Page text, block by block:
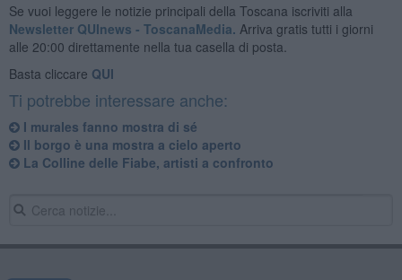
Se vuoi leggere le notizie principali della Toscana iscriviti alla
Newsletter QUInews - ToscanaMedia. Arriva gratis tutti i giorni
alle 20:00 direttamente nella tua casella di posta.
Basta cliccare QUI
Ti potrebbe interessare anche:
​I murales fanno mostra di sé
Il borgo è una mostra a cielo aperto
La Colline delle Fiabe, artisti a confronto